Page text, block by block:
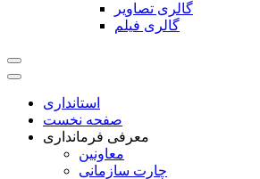
گالری تصاویر
گالری فیلم
استانداری
صفحه نخست
معرفی فرمانداری
معاونین
چارت سازمانی